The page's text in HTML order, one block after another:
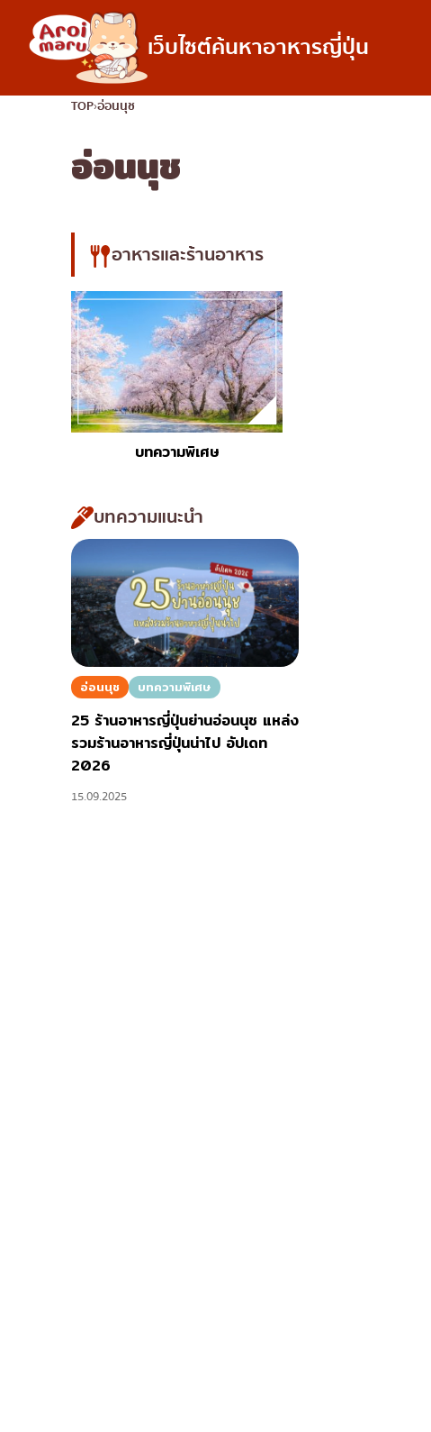
เว็บไซต์ค้นหาอาหารญี่ปุ่น
อาหารญี่ปุ่น
คัตสึด้ง/ทงคัตสึ
ชาบูชาบู/สุกี้ยากี้
แกงกะหรี่ญี่ปุ่น
ไก่ย่างเสียบไม้สไตล์ญี่ปุ่น
โซบะ/อุด้ง
ร้านอาหารญี่ปุ่นระดับพรีเมียม
ซาชิมิ/อาหารทะเล
อาหารตะวันตกสไตล์ญี่ปุ่น
ปลาไหลย่าง
TOPอ่อนนุช
อ่อนนุช
อาหารและร้านอาหาร
บทความพิเศษ
บทความแนะนำ
อ่อนนุช บทความพิเศษ
25 ร้านอาหารญี่ปุ่นย่านอ่อนนุช แหล่ง
รวมร้านอาหารญี่ปุ่นน่าไป อัปเดท
2026
15.09.2025